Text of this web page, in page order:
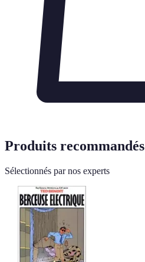
Produits recommandés
Sélectionnés par nos experts